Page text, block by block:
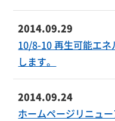
2014.09.29
10/8-10 再生可能エ
します。
2014.09.24
ホームページリニュ